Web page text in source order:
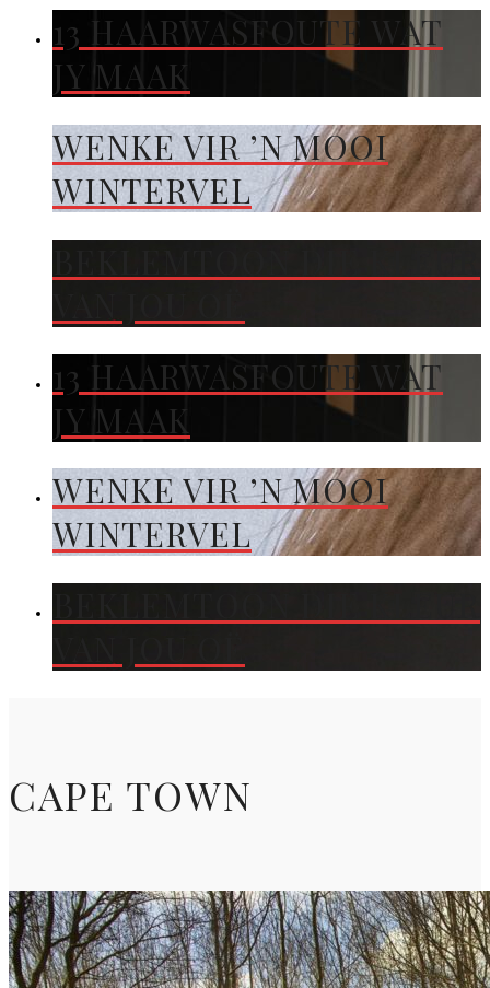
13 HAARWASFOUTE WAT
JY MAAK
WENKE VIR ’N MOOI
WINTERVEL
13 HAARWASFOUTE WAT
JY MAAK
WENKE VIR ’N MOOI
WINTERVEL
CAPE TOWN